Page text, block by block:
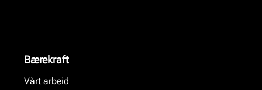
Bærekraft
Vårt arbeid